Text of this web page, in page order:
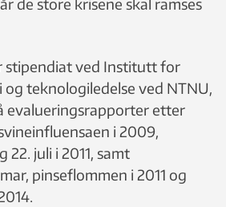
de store krisene skal ramses
stipendiat ved Institutt for
teknologiledelse ved NTNU,
evalueringsrapporter etter
i 2009,
22. juli i 2011, samt
pinseflommen i 2011 og